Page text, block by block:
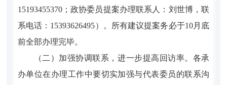
15193455370；政协委员提案办理联系人：刘世博，联
系电话： 15393626495）。 所有建议提案务必于10月底
前全部办理完毕。
（二）加强协调联系，进一步提高回访率。 各承
办单位在办理工作中要切实加强与代表委员的联系沟